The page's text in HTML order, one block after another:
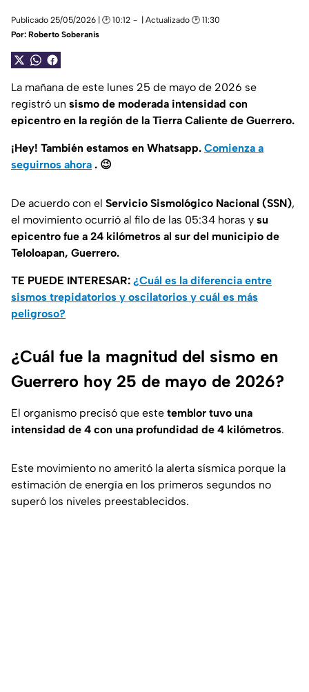
Publicado 25/05/2026 | 🕑 10:12
| Actualizado 🕑 11:30
Por: Roberto Soberanis
La mañana de este lunes 25 de mayo de 2026 se
registró un sismo de moderada intensidad con
epicentro en la región de la Tierra Caliente de Guerrero.
¡Hey! También estamos en Whatsapp. Comienza a
seguirnos ahora . 😉
De acuerdo con el Servicio Sismológico Nacional (SSN),
el movimiento ocurrió al filo de las 05:34 horas y su
epicentro fue a 24 kilómetros al sur del municipio de
Teloloapan, Guerrero.
TE PUEDE INTERESAR: ¿Cuál es la diferencia entre
sismos trepidatorios y oscilatorios y cuál es más
peligroso?
¿Cuál fue la magnitud del sismo en
Guerrero hoy 25 de mayo de 2026?
El organismo precisó que este temblor tuvo una
intensidad de 4 con una profundidad de 4 kilómetros.
Este movimiento no ameritó la alerta sísmica porque la
estimación de energía en los primeros segundos no
superó los niveles preestablecidos.